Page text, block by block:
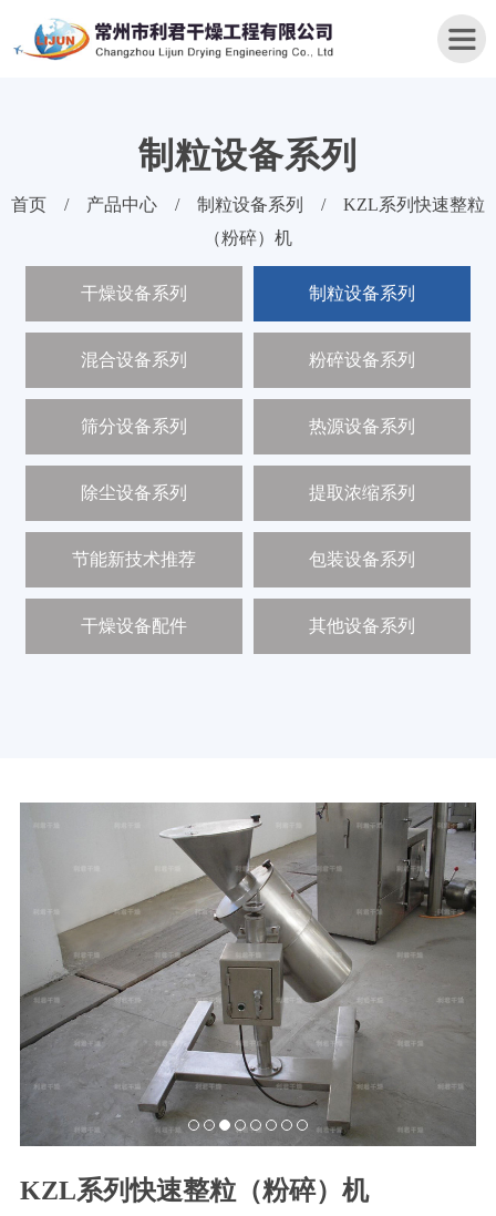
于
我
产
品
新
闻
心
人
中
联
制粒设备系列
首页 / 产品中心 / 制粒设备系列 / KZL系列快速整粒
（粉碎）机
干燥设备系列 制粒设备系列
混合设备系列 粉碎设备系列
筛分设备系列 热源设备系列
除尘设备系列 提取浓缩系列
节能新技术推荐 包装设备系列
干燥设备配件 其他设备系列
KZL系列快速整粒（粉碎）机